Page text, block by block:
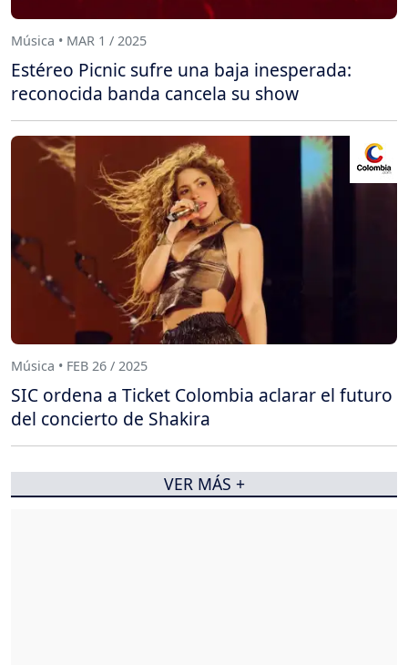
Música • MAR 1 / 2025
Estéreo Picnic sufre una baja inesperada:
reconocida banda cancela su show
Música • FEB 26 / 2025
SIC ordena a Ticket Colombia aclarar el futuro
del concierto de Shakira
VER MÁS +